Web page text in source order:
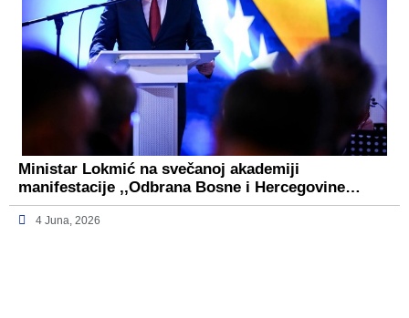
Ministar Lokmić na svečanoj akademiji
manifestacije ,,Odbrana Bosne i Hercegovine…
4 Juna, 2026